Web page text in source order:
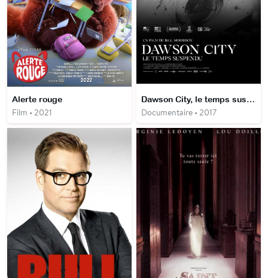
Alerte rouge
Film • 2021
Dawson City, le temps suspendu
Documentaire • 2017